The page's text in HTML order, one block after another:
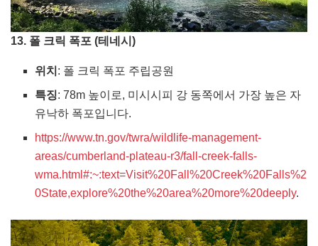
13. 폴 크릭 폭포 (테네시)
위치 : 폴 크릭 폭포 주립공원
특징: 78m 높이로, 미시시피 강 동쪽에서 가장 높은 자
유낙하 폭포입니다.
https://www.tn.gov/twra/wildlife-management-
areas/cumberland-plateau-r3/fall-creek-falls-
wma.html#:~:text=Visit%20Fall%20Creek%20Falls%2
0State,explore%20the%20area%20more%20deeply.